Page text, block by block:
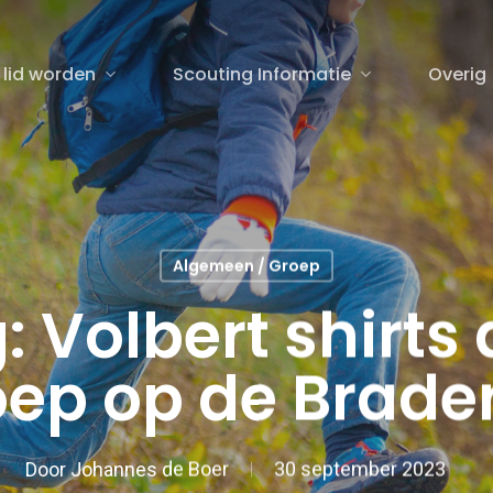
lid worden Scouting Informatie Overig
Algemeen / Groep
Volbert shirts
op de
DoorJohannes de Boer 30 september 2023